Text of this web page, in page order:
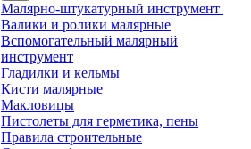
Малярно-штукатурный инструмент
Валики и ролики малярные
Вспомогательный малярный
инструмент
Гладилки и кельмы
Кисти малярные
Макловицы
Пистолеты для герметика, пены
Правила строительные